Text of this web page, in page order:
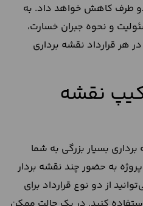
طرف کاهش خواهد داد. به
و نحوه جبران خسارت،
هر قرارداد نقشه برداری
نقشه
بسیار بزرگی به شما
به حضور چند نقشه بردار
از دو نوع قرارداد برای